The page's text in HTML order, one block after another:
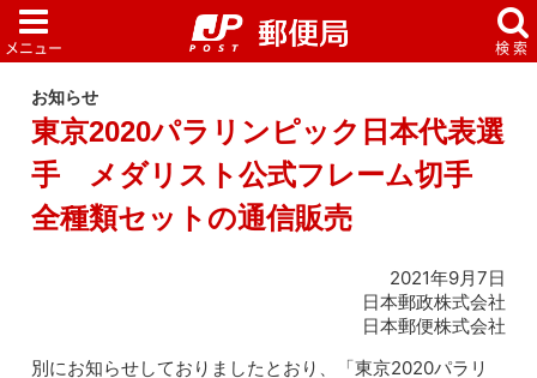
お知らせ
東京2020パラリンピック日本代表選
手 メダリスト公式フレーム切手
全種類セットの通信販売
2021年9月7日
日本郵政株式会社
日本郵便株式会社
別にお知らせしておりましたとおり、「東京2020パラリ